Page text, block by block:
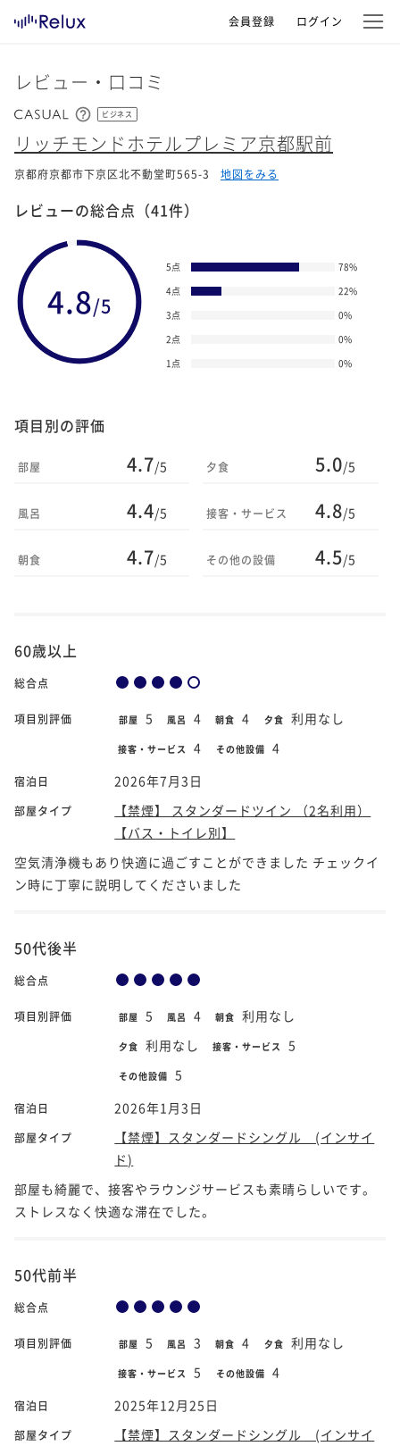
会員登録 ログイン
レビュー・口コミ
ビジネス
リッチモンドホテルプレミア京都駅前
京都府京都市下京区北不動堂町565-3 地図をみる
レビューの総合点 （41件）
4.8/5
5点 78%
4点
22%
3点
0%
2点
0%
1点
0%
項目別の評価
部屋 4.7/5
風呂 4.4/5
朝食 4.7/5
夕食 5.0/5
接客・サービス 4.8/5
その他の設備 4.5/5
60歳以上
総合点
項目別評価 部屋 5 風呂 4 朝食 4 夕食 利用なし
接客・サービス 4 その他設備 4
宿泊日 2026年7月3日
部屋タイプ
【禁煙】 スタンダードツイン （2名利用）
【バス・トイレ別】
空気清浄機もあり快適に過ごすことができました チェックイ
ン時に丁寧に説明してくださいました
50代後半
総合点
項目別評価 部屋 5 風呂 4 朝食 利用なし
夕食 利用なし 接客・サービス 5
その他設備 5
宿泊日 2026年1月3日
部屋タイプ
【禁煙】スタンダードシングル (インサイ
ド)
部屋も綺麗で、接客やラウンジサービスも素晴らしいです。
ストレスなく快適な滞在でした。
50代前半
総合点
項目別評価 部屋 5 風呂 3 朝食 4 夕食 利用なし
接客・サービス 5 その他設備 4
宿泊日 2025年12月25日
部屋タイプ
【禁煙】スタンダードシングル (インサイ